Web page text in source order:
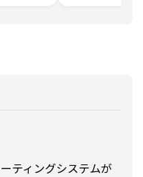
ティングシステムが